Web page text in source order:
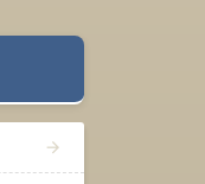
arrow_forward